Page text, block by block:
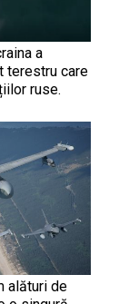
ruse
se
”U-
10 luni
a
Rusiei la
de
Kiev: Vom
ucrainenii
e
a
terestru care
ruse.
alături de